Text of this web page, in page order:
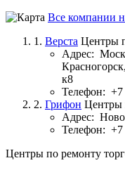
Все компании
1. Верста Центры
Адрес:
к8
Телефон: +7
2. Грифон Центры
Адрес:
Телефон: +7
Центры по ремонту